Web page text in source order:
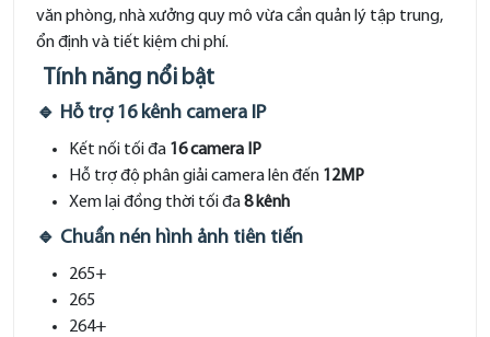
văn phòng, nhà xưởng quy mô vừa cần quản lý tập trung,
ổn định và tiết kiệm chi phí.
Tính năng nổi bật
🔹 Hỗ trợ 16 kênh camera IP
Kết nối tối đa 16 camera IP
Hỗ trợ độ phân giải camera lên đến 12MP
Xem lại đồng thời tối đa8 kênh
🔹 Chuẩn nén hình ảnh tiên tiến
265+
265
264+